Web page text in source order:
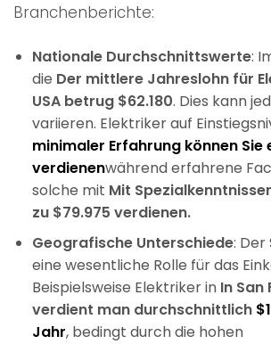
Branchenberichte:
Nationale Durchschnittswerte:
die Der mittlere Jahreslohn für
USA betrug $62.180. Dies kann
variieren. Elektriker auf
minimaler Erfahrung können Sie
verdienenwährend erfahrene
solche mit Mit
zu $79.975 verdienen.
Geografische Unterschiede:
eine wesentliche Rolle für das
Beispielsweise Elektriker in In San
verdient man durchschnittlich
Jahr, bedingt durch die hohen